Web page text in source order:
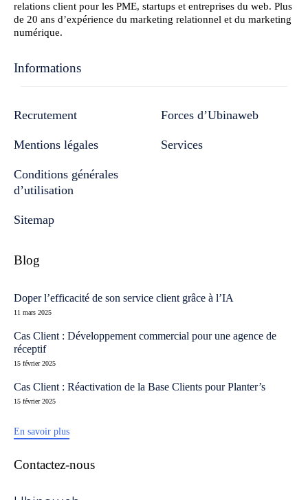
relations client pour les PME, startups et entreprises du web. Plus
de 20 ans d’expérience du marketing relationnel et du marketing
numérique.
Informations
Recrutement
Mentions légales
Conditions générales
d’utilisation
Sitemap
Forces d’Ubinaweb
Services
Blog
Doper l’efficacité de son service client grâce à l’IA
11 mars 2025
Cas Client : Développement commercial pour une agence de
réceptif
15 février 2025
Cas Client : Réactivation de la Base Clients pour Planter’s
15 février 2025
En savoir plus
Contactez-nous